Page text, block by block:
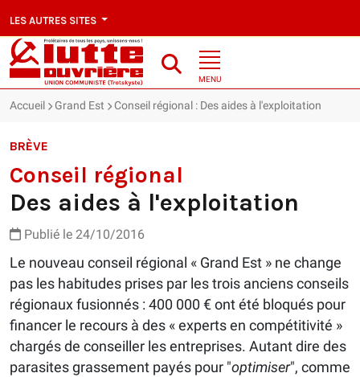
LES AUTRES SITES
MENU
Accueil Grand Est Conseil régional : Des aides à l'exploitation
BRÈVE
Conseil régional
Des aides à l'exploitation
Publié le 24/10/2016
Le nouveau conseil régional « Grand Est » ne change
pas les habitudes prises par les trois anciens conseils
régionaux fusionnés : 400 000 € ont été bloqués pour
financer le recours à des « experts en compétitivité »
chargés de conseiller les entreprises. Autant dire des
parasites grassement payés pour "optimiser", comme